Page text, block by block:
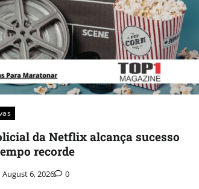
da Netflix alcança sucesso
recorde
August 6, 2026 0